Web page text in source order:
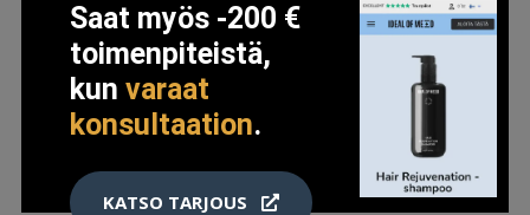
LISÄTIETOJA
Saat myös -200 €
toimenpiteistä,
kunvaraat
konsultaation.
KATSO TARJOUS